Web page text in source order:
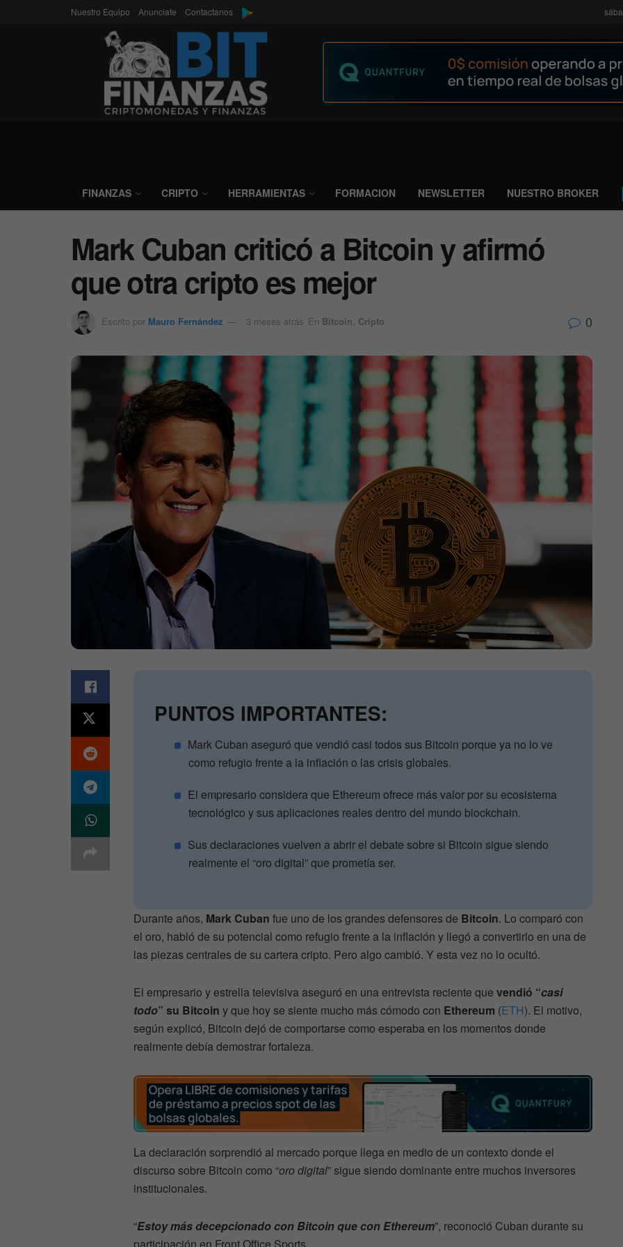
Nuestro Equipo Anunciate Contactanos
FINANZAS CRIPTO HERRAMIENTAS FORMACION NEWSLETTER NUESTRO BROKER
Mark Cuban criticó a Bitcoin y afirmó
que otra cripto es mejor
Escrito por Mauro Fernández 3 meses atrás En Bitcoin Cripto 0
PUNTOS IMPORTANTES:
Mark Cuban aseguró que vendió casi todos sus Bitcoin porque ya no lo ve
como refugio frente a la inflación o las crisis globales.
El empresario considera que Ethereum ofrece más valor por su ecosistema
tecnológico y sus aplicaciones reales dentro del mundo blockchain.
Sus declaraciones vuelven a abrir el debate sobre si Bitcoin sigue siendo
realmente el “oro digital” que prometía ser.
Durante años, Mark Cuban fue uno de los grandes defensores de Bitcoin. Lo comparó con
el oro, habló de su potencial como refugio frente a la inflación y llegó a convertirlo en una de
las piezas centrales de su cartera cripto. Pero algo cambió. Y esta vez no lo ocultó.
El empresario y estrella televisiva aseguró en una entrevista reciente que vendió “casi
todo” su Bitcoin y que hoy se siente mucho más cómodo con Ethereum (ETH). El motivo,
según explicó, Bitcoin dejó de comportarse como esperaba en los momentos donde
realmente debía demostrar fortaleza.
La declaración sorprendió al mercado porque llega en medio de un contexto donde el
discurso sobre Bitcoin como “oro digital” sigue siendo dominante entre muchos inversores
institucionales.
“Estoy más decepcionado con Bitcoin que con Ethereum”, reconoció Cuban durante su
participación en Front Office Sports.